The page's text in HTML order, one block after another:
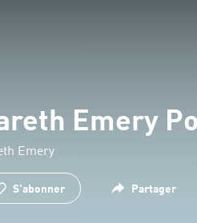
Emery
Emery
S'abonner Partager